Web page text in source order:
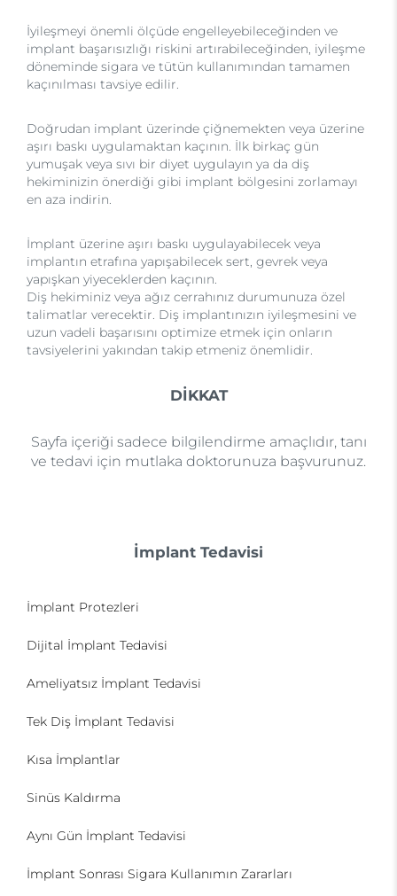
İyileşmeyi önemli ölçüde engelleyebileceğinden ve
implant başarısızlığı riskini artırabileceğinden, iyileşme
döneminde sigara ve tütün kullanımından tamamen
kaçınılması tavsiye edilir.
Doğrudan implant üzerinde çiğnemekten veya üzerine
aşırı baskı uygulamaktan kaçının. İlk birkaç gün
yumuşak veya sıvı bir diyet uygulayın ya da diş
hekiminizin önerdiği gibi implant bölgesini zorlamayı
en aza indirin.
İmplant üzerine aşırı baskı uygulayabilecek veya
implantın etrafına yapışabilecek sert, gevrek veya
yapışkan yiyeceklerden kaçının.
Diş hekiminiz veya ağız cerrahınız durumunuza özel
talimatlar verecektir. Diş implantınızın iyileşmesini ve
uzun vadeli başarısını optimize etmek için onların
tavsiyelerini yakından takip etmeniz önemlidir.
DİKKAT
Sayfa içeriği sadece bilgilendirme amaçlıdır, tanı
ve tedavi için mutlaka doktorunuza başvurunuz.
İmplant Tedavisi
İmplant Protezleri
Dijital İmplant Tedavisi
Ameliyatsız İmplant Tedavisi
Tek Diş İmplant Tedavisi
Kısa İmplantlar
Sinüs Kaldırma
Aynı Gün İmplant Tedavisi
İmplant Sonrası Sigara Kullanımın Zararları